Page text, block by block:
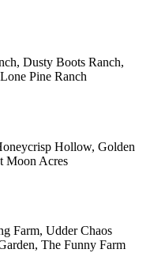
Dusty Boots Ranch,
Pine Ranch
Hollow, Golden
Moon Acres
Farm, Udder Chaos
The Funny Farm